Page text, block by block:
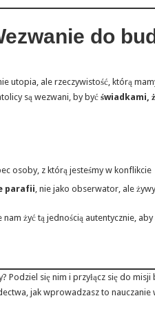
do
utopia, ale rzeczywistość, którą
są wezwani, by być świadkami,
osoby, z którą jesteśmy w konflikcie
parafii, nie jako obserwator, ale
żyć tą jednością autentycznie, aby
Podziel się nim i przyłącz się do
jak wprowadzasz to nauczanie